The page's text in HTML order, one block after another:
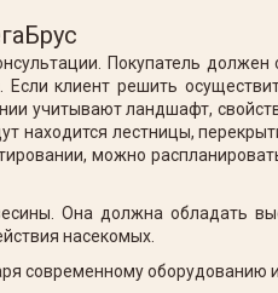
Покупатель
клиент решить
учитывают ландшафт,
находится лестницы,
можно
Она должна обладать
насекомых.
современному оборудованию